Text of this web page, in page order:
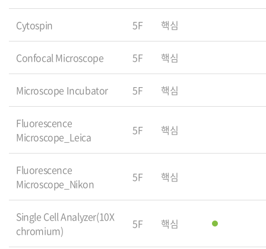
Cytospin 5F 핵심
Confocal Microscope 5F 핵심
Microscope Incubator 5F 핵심
Fluorescence
Microscope_Leica
5F 핵심
Fluorescence
Microscope_Nikon
5F 핵심
Single Cell Analyzer(10X
chromium)
5F 핵심